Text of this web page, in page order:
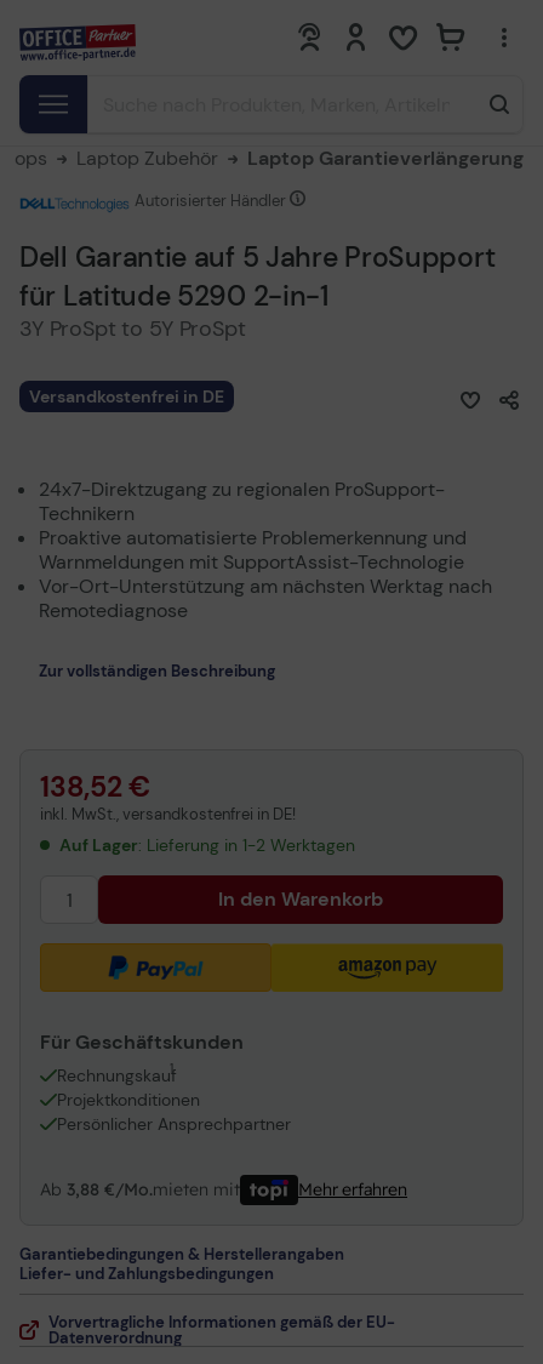
0 0
Laptop Zubehör Laptop Garantieverlängerung
Dell Garantie auf 5 Jahre ProSupport
für Latitude 5290 2-in-1
3Y ProSpt to 5Y ProSpt
Autorisierter Händler
Versandkostenfrei in DE
24x7-Direktzugang zu regionalen ProSupport-
Technikern
Proaktive automatisierte Problemerkennung und
Warnmeldungen mit SupportAssist-Technologie
Vor-Ort-Unterstützung am nächsten Werktag nach
Remotediagnose
Zur vollständigen Beschreibung
138,52 €
inkl. MwSt., versandkostenfrei in DE!
Auf Lager: Lieferung in 1-2 Werktagen
In den Warenkorb
Für Geschäftskunden
Rechnungskauf
1
Projektkonditionen
Persönlicher Ansprechpartner
Ab 3,88 €/Mo.mieten mit Mehr erfahren
Garantiebedingungen & Herstellerangaben
Liefer- und Zahlungsbedingungen
Vorvertragliche Informationen gemäß der EU-
Datenverordnung